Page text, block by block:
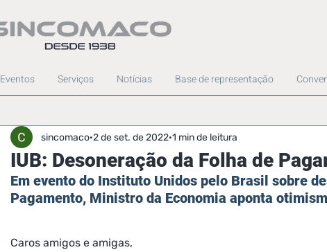
Eventos Serviços Notícias Base de representação
IUB: Desoneração da Folha de
sincomaco 2 de set. de 2022 1 min de leitura
Em evento do Instituto Unidos pelo Brasil sobre
Pagamento, Ministro da Economia aponta
Caros amigos e amigas,